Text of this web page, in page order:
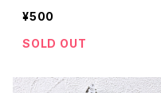
20mmくらい)
¥500
SOLD OUT